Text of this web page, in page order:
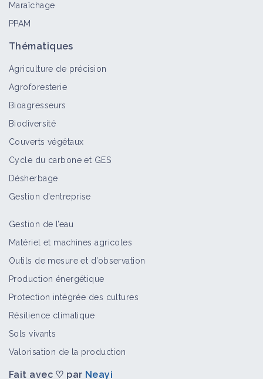
Maraîchage
PPAM
Thématiques
Agriculture de précision
Agroforesterie
Bioagresseurs
Biodiversité
Couverts végétaux
Cycle du carbone et GES
Désherbage
Gestion d'entreprise
Gestion de l’eau
Matériel et machines agricoles
Outils de mesure et d’observation
Production énergétique
Protection intégrée des cultures
Résilience climatique
Sols vivants
Valorisation de la production
Fait avec ♡ par Neayi